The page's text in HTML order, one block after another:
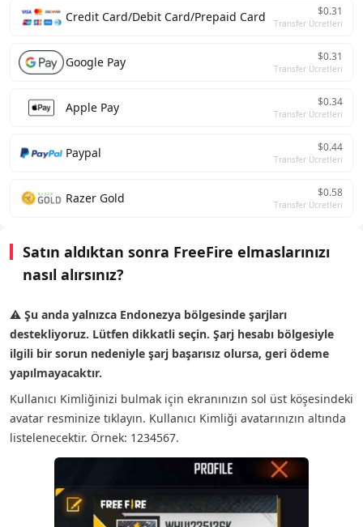
Credit Card/Debit Card/Prepaid Card $0.31
Transfer Ücretleri
Google Pay $0.31
Transfer Ücretleri
Apple Pay $0.34
Transfer Ücretleri
Paypal $0.44
Transfer Ücretleri
Razer Gold $0.58
Transfer Ücretleri
Satın aldıktan sonra FreeFire elmaslarınızı
nasıl alırsınız?
⚠ Şu anda yalnızca Endonezya bölgesinde şarjları
destekliyoruz. Lütfen dikkatli seçin. Şarj hesabı bölgesiyle
ilgili bir sorun nedeniyle şarj başarısız olursa, geri ödeme
yapılmayacaktır.
Kullanıcı Kimliğinizi bulmak için ekranınızın sol üst köşesindeki
avatar resminize tıklayın. Kullanıcı Kimliği avatarınızın altında
listelenecektir. Örnek: 1234567.